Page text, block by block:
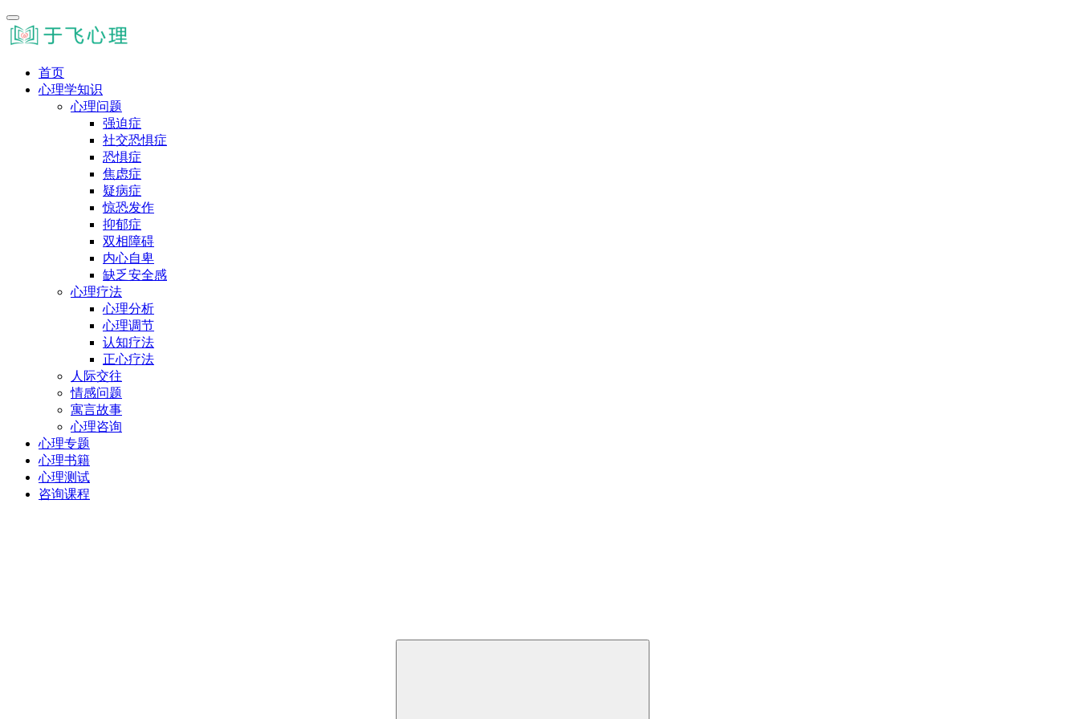
首页
心理学知识
心理问题
强迫症
社交恐惧症
恐惧症
焦虑症
疑病症
惊恐发作
抑郁症
双相障碍
内心自卑
缺乏安全感
心理疗法
心理分析
心理调节
认知疗法
正心疗法
人际交往
情感问题
寓言故事
心理咨询
心理专题
心理书籍
心理测试
咨询课程